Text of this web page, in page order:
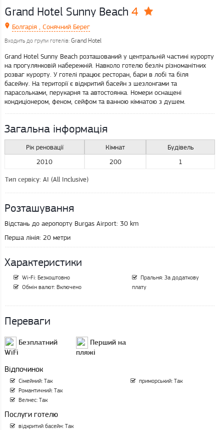
Grand Hotel Sunny Beach 4
Болгарія , Сонячний Берег
Входить до групи готелів:Grand Hotel
Grand Hotel Sunny Beach розташований у центральній частині курорту
на прогулянковій набережній. Навколо готелю безліч різноманітних
розваг курорту. У готелі працює ресторан, бари в лобі та біля
басейну. На території є відкритий басейн з шезлонгами та
парасольками, перукарня та автостоянка. Номери оснащені
кондиціонером, феном, сейфом та ванною кімнатою з душем.
Загальна інформація
Рік реновації
2010
Кімнат
200
Будівель
1
Тип сервісу: AI (All Inclusive)
Розташування
Відстань до аеропорту Burgas Airport: 30 km
Перша лінія: 20 метри
Характеристики
Wi-Fi: Безкоштовно
Обмін валют: Включено
Пральня: За додаткову
плату
Переваги
Безплатний
WiFi
Перший на
пляжі
Відпочинок
Сімейний: Так
Романтичний: Так
Велнес: Так
приморський: Так
Послуги готелю
відкритий басейн: Так